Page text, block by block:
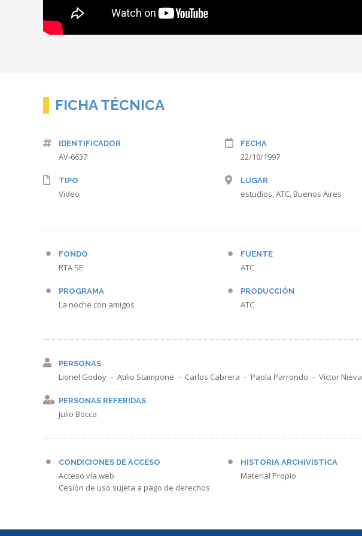
FICHA TÉCNICA
IDENTIFICADOR
AV-6637
TIPO
Video
FECHA
22/10/1997
LUGAR
estudios, ATC, Buenos Aires
FONDO
RTA SE
PROGRAMA
La noche con amigos
FUENTE
ATC
PRODUCCIÓN
ATC
PERSONAS
Lionel Godoy Atilio Stampone Carlos Cabrera Paola Parrondo Víctor Nieva
PERSONAS REFERIDAS
Julio Bocca
CONDICIONES DE ACCESO
Acceso vía web
Cesión de uso sujeta a pago de derechos
HISTORIA ARCHIVISTICA
Material Propio